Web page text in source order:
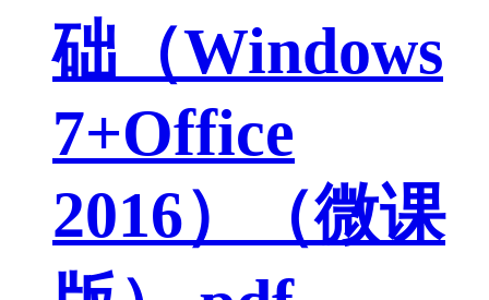
础（Windows
7+Office
2016）（微课